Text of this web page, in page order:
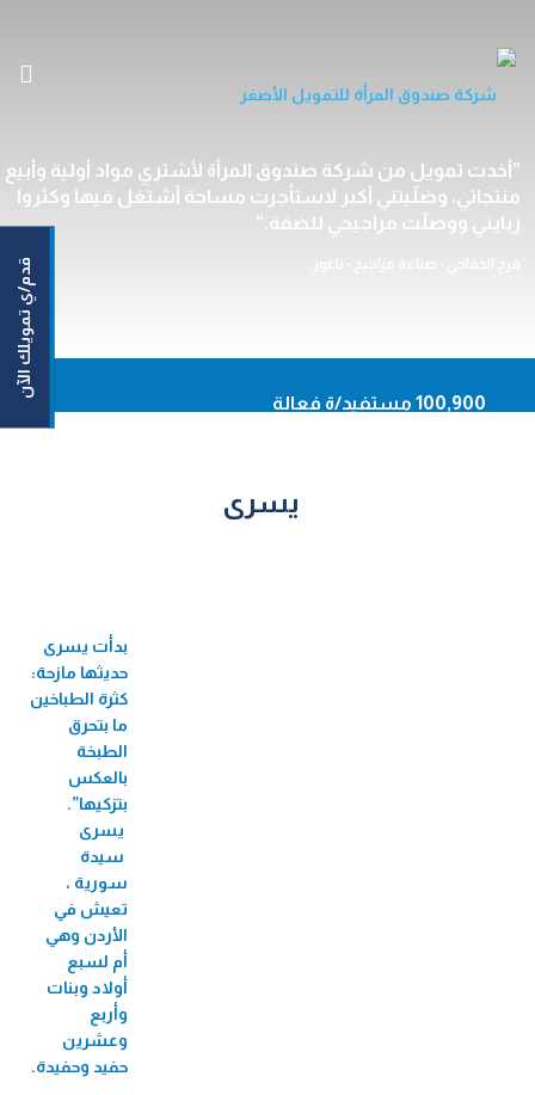
الرئيسية
من نحن
خدماتنا
En قدم/ي تمويلك الآن
حاسبة القروض
أخدت تمويل من شركة صندوق المرأة لأشتري مواد أولية وأبيع
منتجاتي، وضلّيتني أكبر لاستأجرت مساحة أشتغل فيها وكثروا
زبايني ووصلّت مراجيحي للضفة.
100,900 مستفيد/ة فعالة
82 منحة جامعية
3,424 مستفيد/
270,930 مستفيد/ة من التأمين
يسرى
بدأت يسرى
حديثها مازحة:
كثرة الطباخين
ما بتحرق
الطبخة
بالعكس
بتزكيها”.
يسرى
سيدة
سورية ،
تعيش في
الأردن وهي
أم لسبع
أولاد وبنات
وأربع
وعشرين
حفيد وحفيدة.